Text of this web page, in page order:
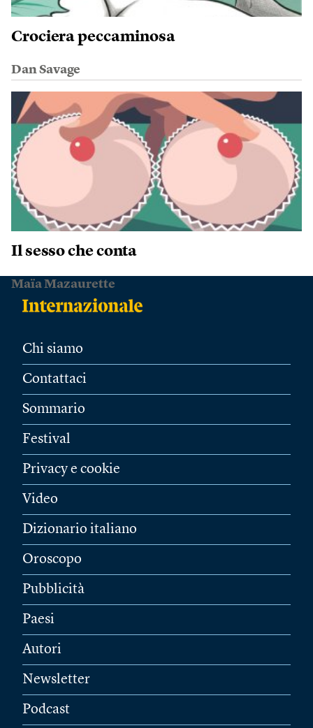
Crociera peccaminosa
Dan Savage
Il sesso che conta
Maïa Mazaurette
Chi siamo
Contattaci
Sommario
Festival
Privacy e cookie
Video
Dizionario italiano
Oroscopo
Pubblicità
Paesi
Autori
Newsletter
Podcast